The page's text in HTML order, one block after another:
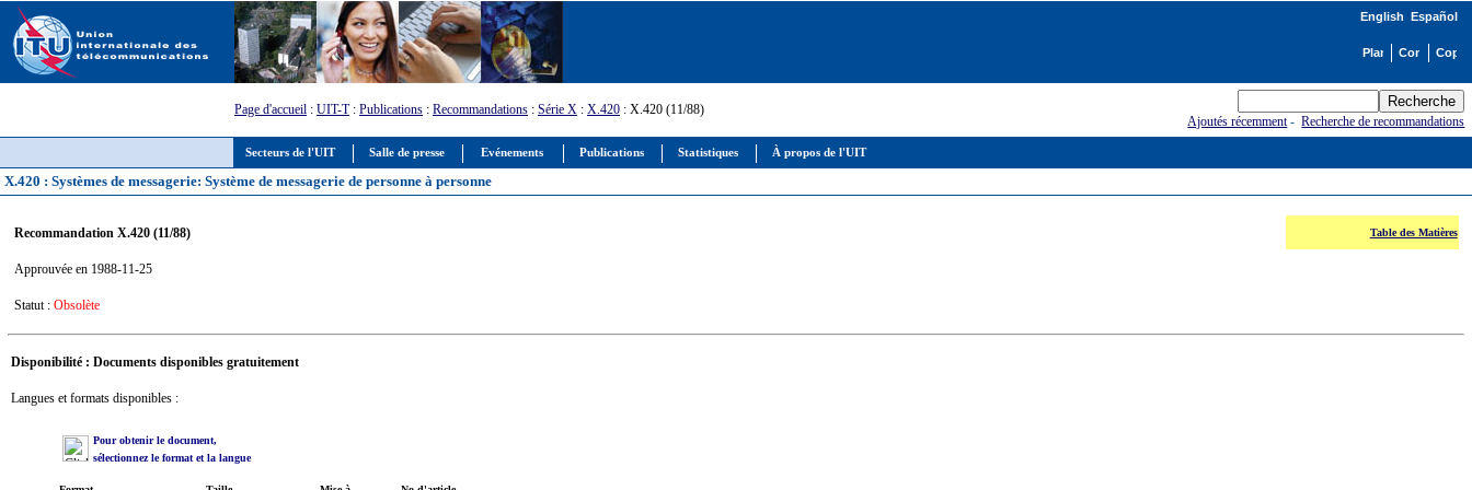
Secteurs de l'UIT Salle de presse Evénements Publications Statistiques À propos de l'UIT
English Español
Page d'accueil : UIT-T: Publications : Recommandations : Série X : X.420 : X.420 (11/88)
Ajoutés récemment-Recherche de recommandations
X.420 : Systèmes de messagerie: Système de messagerie de personne à personne
Recommandation X.420 (11/88)
Approuvée en 1988-11-25
Statut : Obsolète
Table des Matières
Disponibilité : Documents disponibles gratuitement
Langues et formats disponibles :
Pour obtenir le document,
sélectionnez le format et la langue